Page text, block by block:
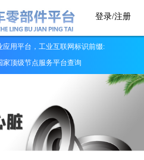
登录/注册
用平台，工业互联网标识前缀:
家顶级节点服务平台查询